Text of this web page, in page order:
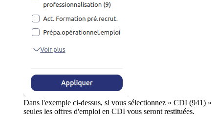
Dans l'exemple ci-dessus, si vous sélectionnez « CDI (941) »
seules les offres d'emploi en CDI vous seront restituées.